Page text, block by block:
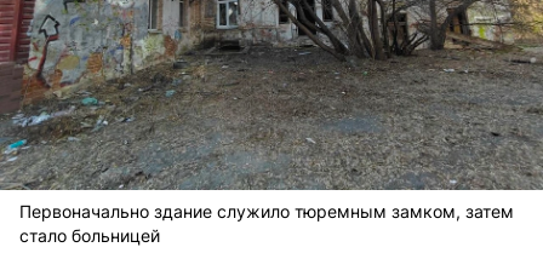
Первоначально здание служило тюремным замком, затем
стало больницей